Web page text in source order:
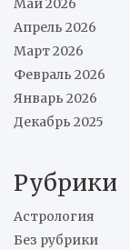
Май 2026
Апрель 2026
Март 2026
Февраль 2026
Январь 2026
Декабрь 2025
Рубрики
Астрология
Без рубрики